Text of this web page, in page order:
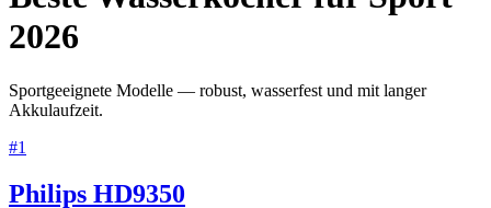
2026
Sportgeeignete Modelle — robust, wasserfest und mit langer
Akkulaufzeit.
#1
Philips HD9350